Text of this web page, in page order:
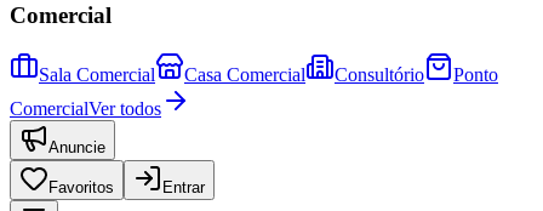
Comercial
Sala Comercial Casa Comercial Consultório
Ponto
ComercialVer todos
Anuncie
Favoritos Entrar